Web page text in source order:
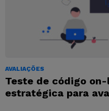
AVALIAÇÕES
Teste de código
estratégica para